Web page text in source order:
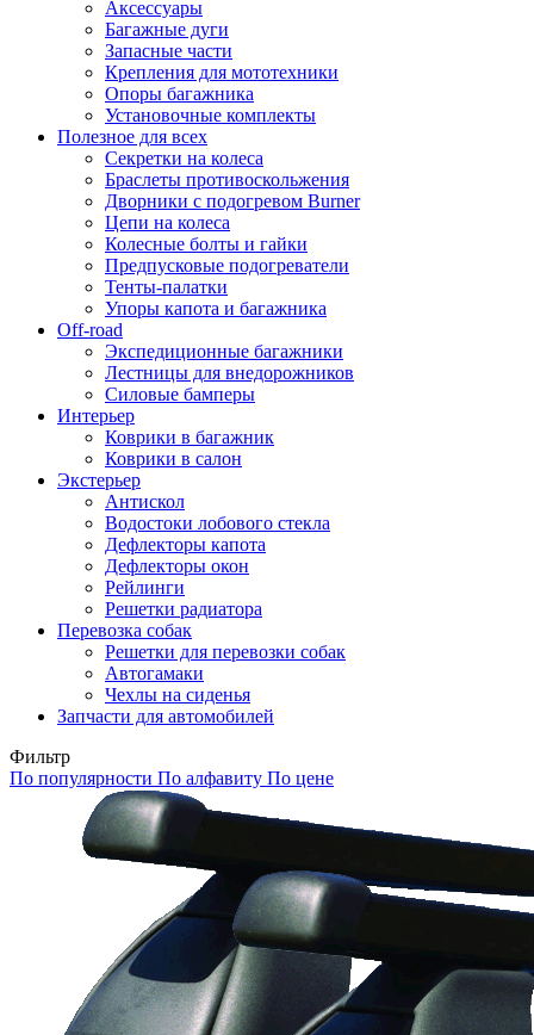
Аксессуары
Багажные дуги
Запасные части
Крепления для мототехники
Опоры багажника
Установочные комплекты
Полезное для всех
Секретки на колеса
Браслеты противоскольжения
Дворники с подогревом Burner
Цепи на колеса
Колесные болты и гайки
Предпусковые подогреватели
Тенты-палатки
Упоры капота и багажника
Off-road
Экспедиционные багажники
Лестницы для внедорожников
Силовые бамперы
Интерьер
Коврики в багажник
Коврики в салон
Экстерьер
Антискол
Водостоки лобового стекла
Дефлекторы капота
Дефлекторы окон
Рейлинги
Решетки радиатора
Перевозка собак
Решетки для перевозки собак
Автогамаки
Чехлы на сиденья
Запчасти для автомобилей
Фильтр
По популярности По алфавиту По цене